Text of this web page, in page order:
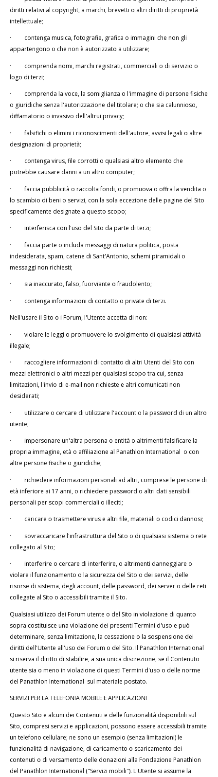
diritti relativi al copyright, a marchi, brevetti o altri diritti di proprietà
intellettuale;
· contenga musica, fotografie, grafica o immagini che non gli
appartengono o che non è autorizzato a utilizzare;
· comprenda nomi, marchi registrati, commerciali o di servizio o
logo di terzi;
· comprenda la voce, la somiglianza o l'immagine di persone fisiche
o giuridiche senza l'autorizzazione del titolare; o che sia calunnioso,
diffamatorio o invasivo dell'altrui privacy;
·falsifichi o elimini i riconoscimenti dell'autore, avvisi legali o altre
designazioni di proprietà;
· contenga virus, file corrotti o qualsiasi altro elemento che
potrebbe causare danni a un altro computer;
·faccia pubblicità o raccolta fondi, o promuova o offra la vendita o
lo scambio di beni o servizi, con la sola eccezione delle pagine del Sito
specificamente designate a questo scopo;
· interferisca con l'uso del Sito da parte di terzi;
·faccia parte o includa messaggi di natura politica, posta
indesiderata, spam, catene di Sant'Antonio, schemi piramidali o
messaggi non richiesti;
· sia inaccurato, falso, fuorviante o fraudolento;
· contenga informazioni di contatto o private di terzi.
Nell'usare il Sito o i Forum, l'Utente accetta di non:
· violare le leggi o promuovere lo svolgimento di qualsiasi attività
illegale;
· raccogliere informazioni di contatto di altri Utenti del Sito con
mezzi elettronici o altri mezzi per qualsiasi scopo tra cui, senza
limitazioni, l'invio di e-mail non richieste e altri comunicati non
desiderati;
· utilizzare o cercare di utilizzare l'account o la password di un altro
utente;
· impersonare un'altra persona o entità o altrimenti falsificare la
propria immagine, età o affiliazione al Panathlon International o con
altre persone fisiche o giuridiche;
· richiedere informazioni personali ad altri, comprese le persone di
età inferiore ai 17 anni, o richiedere password o altri dati sensibili
personali per scopi commerciali o illeciti;
· caricare o trasmettere virus e altri file, materiali o codici dannosi;
· sovraccaricare l'infrastruttura del Sito o di qualsiasi sistema o rete
collegato al Sito;
· interferire o cercare di interferire, o altrimenti danneggiare o
violare il funzionamento o la sicurezza del Sito o dei servizi, delle
risorse di sistema, degli account, delle password, dei server o delle reti
collegate al Sito o accessibili tramite il Sito.
Qualsiasi utilizzo dei Forum utente o del Sito in violazione di quanto
sopra costituisce una violazione dei presenti Termini d'uso e può
determinare, senza limitazione, la cessazione o la sospensione dei
diritti dell'Utente all'uso dei Forum o del Sito. Il Panathlon International
si riserva il diritto di stabilire, a sua unica discrezione, se il Contenuto
utente sia o meno in violazione di questi Termini d'uso o delle norme
del Panathlon International sul materiale postato.
SERVIZI PER LA TELEFONIA MOBILE E APPLICAZIONI
Questo Sito e alcuni dei Contenuti e delle funzionalità disponibili sul
Sito, compresi servizi e applicazioni, possono essere accessibili tramite
un telefono cellulare; ne sono un esempio (senza limitazioni) le
funzionalità di navigazione, di caricamento o scaricamento dei
contenuti o di versamento delle donazioni alla Fondazione Panathlon
del Panathlon International ("Servizi mobili"). L'Utente si assume la